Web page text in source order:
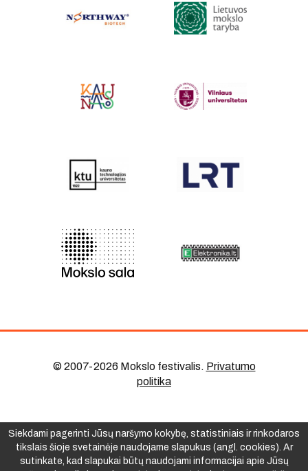
© 2007-2026 Mokslo festivalis. Privatumo
politika
Siekdami pagerinti Jūsų naršymo kokybę, statistiniais ir rinkodaros
tikslais šioje svetainėje naudojame slapukus (angl. cookies). Ar
sutinkate, kad slapukai būtų naudojami informacijai apie Jūsų